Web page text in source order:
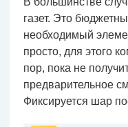
газет. Это
необходимый
просто, для этого
пор, пока не
предварительное
Фиксируется шар